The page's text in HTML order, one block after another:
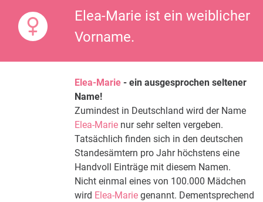
Elea-Marie ist ein weiblicher
Vorname.
Elea-Marie - ein ausgesprochen seltener
Name!
Zumindest in Deutschland wird der Name
Elea-Marie nur sehr selten vergeben.
Tatsächlich finden sich in den deutschen
Standesämtern pro Jahr höchstens eine
Handvoll Einträge mit diesem Namen.
Nicht einmal eines von 100.000 Mädchen
wird Elea-Marie genannt. Dementsprechend